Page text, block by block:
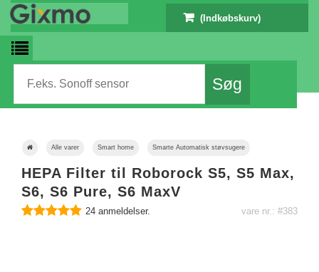
(Indkøbskurv)
Alle varer Smart home Smarte Automatisk støvsugere
HEPA Filter til Roborock S5, S5 Max,
S6, S6 Pure, S6 MaxV
24 anmeldelser. vare nr.: #383